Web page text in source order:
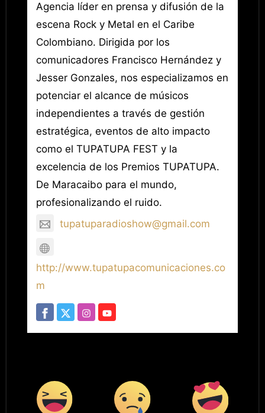
Agencia líder en prensa y difusión de la
escena Rock y Metal en el Caribe
Colombiano. Dirigida por los
comunicadores Francisco Hernández y
Jesser Gonzales, nos especializamos en
potenciar el alcance de músicos
independientes a través de gestión
estratégica, eventos de alto impacto
como el TUPATUPA FEST y la
excelencia de los Premios TUPATUPA.
De Maracaibo para el mundo,
profesionalizando el ruido.
tupatuparadioshow@gmail.com
http://www.tupatupacomunicaciones.co
m